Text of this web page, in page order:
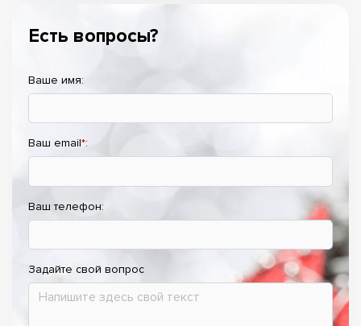
Есть вопросы?
Ваше имя:
Ваш email*:
Ваш телефон:
Задайте свой вопрос